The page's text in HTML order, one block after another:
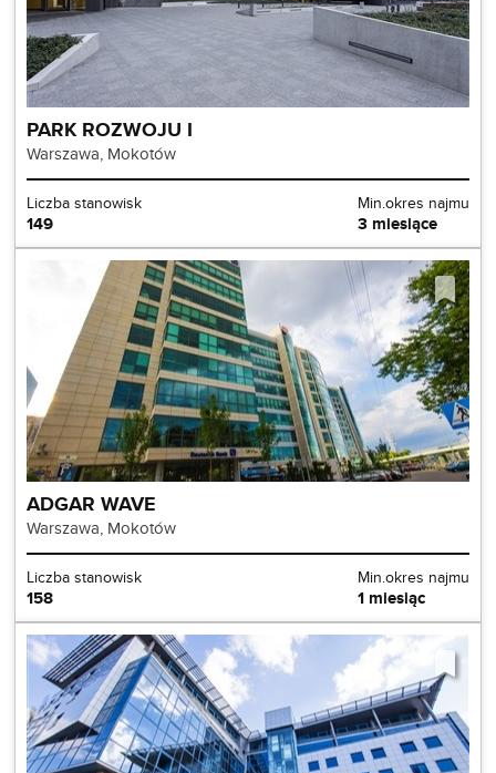
PARK ROZWOJU I
Warszawa, Mokotów
Liczba stanowisk
149
Min.okres najmu
3 miesiące
ADGAR WAVE
Warszawa, Mokotów
Liczba stanowisk
158
Min.okres najmu
1 miesiąc